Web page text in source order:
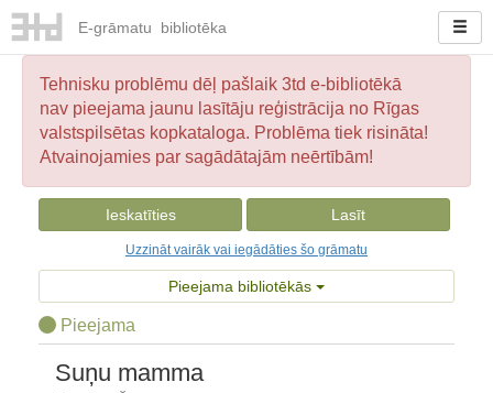
E-grāmatu bibliotēka
Tehnisku problēmu dēļ pašlaik 3td e-bibliotēkā
nav pieejama jaunu lasītāju reģistrācija no Rīgas
valstspilsētas kopkataloga. Problēma tiek risināta!
Atvainojamies par sagādātajām neērtībām!
Ieskatīties Lasīt
Uzzināt vairāk vai iegādāties šo grāmatu
Pieejama bibliotēkās
Pieejama
Suņu mamma